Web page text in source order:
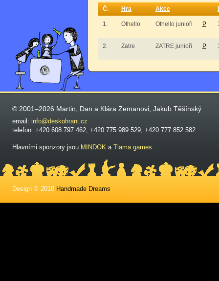
Č. Hra Akce
1. Othello Othello junioři P
2. Zatre ZATRE junioři P
© 2001–2026 Martin, Dan a Klára Zemanovi, Jakub Těšínský
email: info@deskohrani.cz
telefon: +420 608 797 462; +420 775 989 529; +420 777 852 582
Hlavními sponzory jsou MINDOK a Tlama games.
Design © 2010 Handmade Dreams